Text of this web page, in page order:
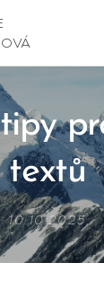
textů
10.10.2025